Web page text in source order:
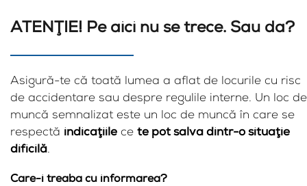
ATENŢIE! Pe aici nu se trece. Sau da?
Asigură-te că toată lumea a aflat de locurile cu risc
de accidentare sau despre regulile interne. Un loc de
muncă semnalizat este un loc de muncă în care se
respectă indicaţiile ce te pot salva dintr-o situaţie
dificilă.
Care-i treaba cu informarea?